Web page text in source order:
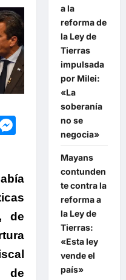
Messenger
de
de
a la
reforma de
la Ley de
Tierras
impulsada
por Milei:
«La
soberanía
no se
negocia»
Mayans
contunden
te contra la
reforma a
la Ley de
Tierras:
«Esta ley
vende el
país»